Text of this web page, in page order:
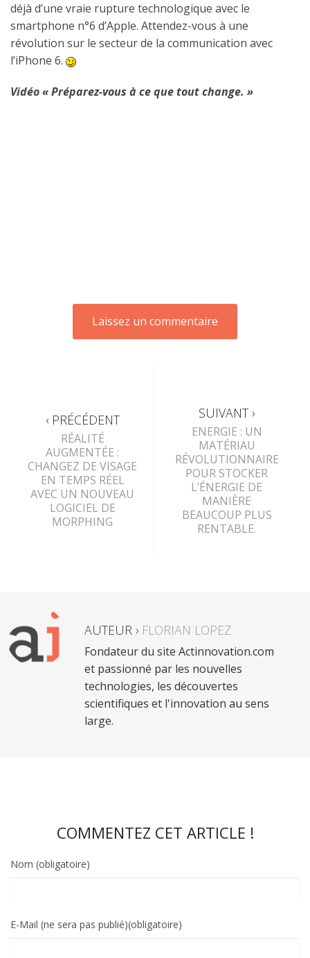
déjà d’une vraie rupture technologique avec le
smartphone n°6 d’Apple. Attendez-vous à une
révolution sur le secteur de la communication avec
l’iPhone 6.
Vidéo « Préparez-vous à ce que tout change. »
‹ PRÉCÉDENT
RÉALITÉ
AUGMENTÉE :
CHANGEZ DE VISAGE
EN TEMPS RÉEL
AVEC UN NOUVEAU
LOGICIEL DE
MORPHING
SUIVANT ›
ENERGIE : UN
MATÉRIAU
RÉVOLUTIONNAIRE
POUR STOCKER
L’ÉNERGIE DE
MANIÈRE
BEAUCOUP PLUS
RENTABLE.
AUTEUR › FLORIAN LOPEZ
Fondateur du site Actinnovation.com
et passionné par les nouvelles
technologies, les découvertes
scientifiques et l'innovation au sens
large.
COMMENTEZ CET ARTICLE !
Nom (obligatoire)
E-Mail (ne sera pas publié)(obligatoire)